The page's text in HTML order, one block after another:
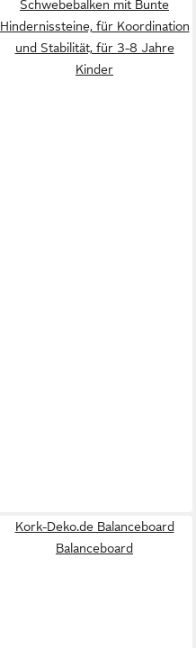
Schwebebalken mit Bunte
Hindernissteine, für Koordination
und Stabilität, für 3-8 Jahre
Kinder
Kork-Deko.de Balanceboard
Balanceboard